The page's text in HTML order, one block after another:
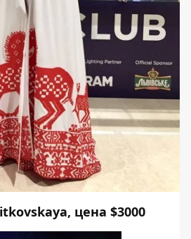
цена $3000